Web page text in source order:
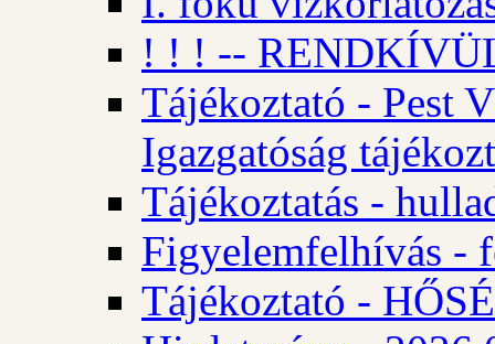
! ! ! --
Tájékoztató - Pest
Igazgatóság
Tájékoztatás -
Figyelemfelhívás -
Tájékoztató -